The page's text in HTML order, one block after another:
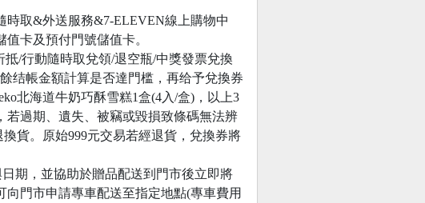
時取&外送服務&7-ELEVEN線上購物中
卡及預付門號儲值卡。
/行動隨時取兌領/退空瓶/中獎發票兌換
结帳金額計算是否達門槛，再给予兌換券
北海道牛奶巧酥雪糕1盒(4入/盒)，以上3
若過期、遺失、被竊或毀損致條碼無法辨
貨。原始999元交易若經退貨，兌換券將
期，並協助於贈品配送到門市後立即將
門市申請專車配送至指定地點(專車費用